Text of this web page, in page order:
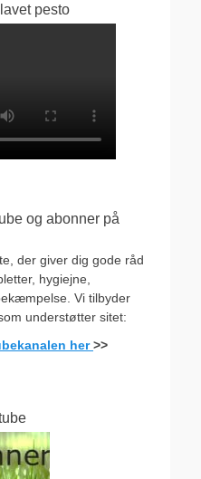
pesto
og abonner på
der giver dig gode råd
hygiejne,
Vi tilbyder
understøtter sitet:
her>>